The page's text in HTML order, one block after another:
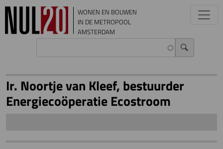
Overslaan en naar de inhoud gaan
WONEN EN BOUWEN
IN DE METROPOOL
AMSTERDAM
Ir. Noortje van Kleef, bestuurder
Energiecoöperatie Ecostroom